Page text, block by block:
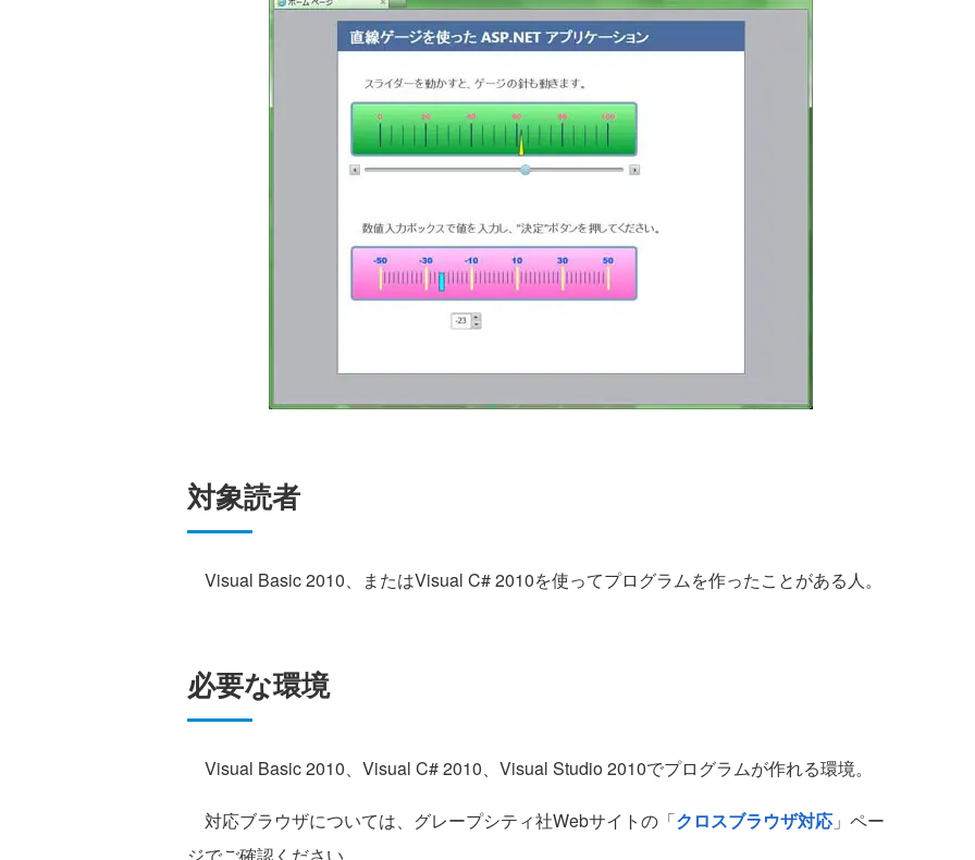
対象読者
Visual Basic 2010、またはVisual C# 2010を使ってプログラムを作ったことがある人。
必要な環境
Visual Basic 2010、Visual C# 2010、Visual Studio 2010でプログラムが作れる環境。
対応ブラウザについては、グレープシティ社Webサイトの「クロスブラウザ対応 」ペー
ジでご確認ください。